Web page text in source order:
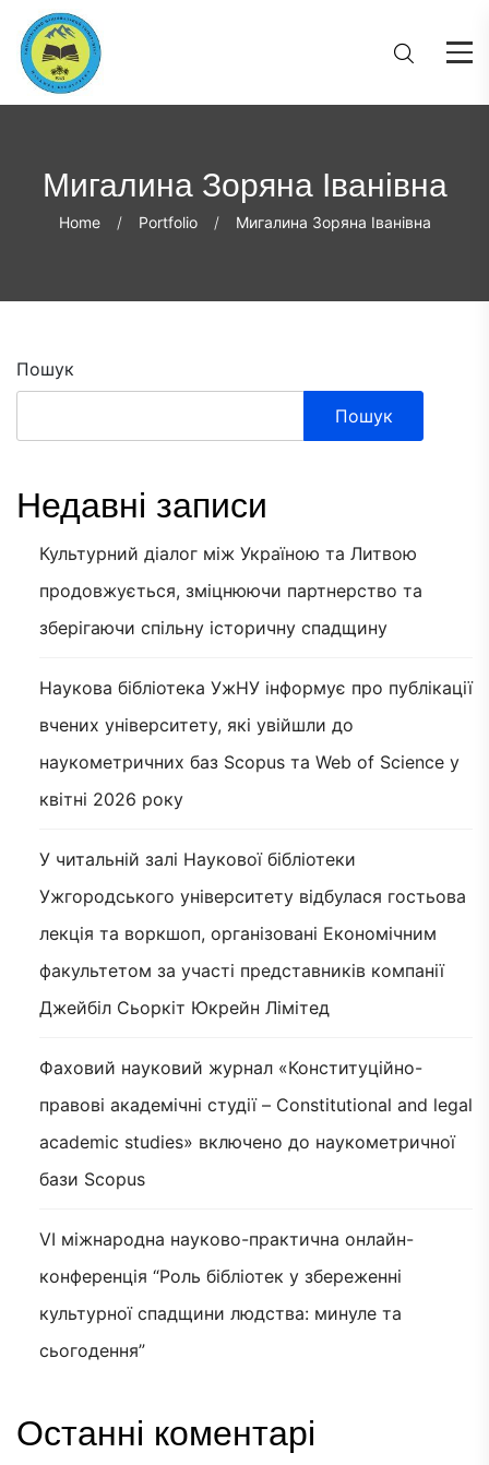
Мигалина Зоряна Іванівна
Home Portfolio Мигалина Зоряна Іванівна
Пошук
Пошук
Недавні записи
Культурний діалог між Україною та Литвою
продовжується, зміцнюючи партнерство та
зберігаючи спільну історичну спадщину
Наукова бібліотека УжНУ інформує про публікації
вчених університету, які увійшли до
наукометричних баз Scopus та Web of Science у
квітні 2026 року
У читальній залі Наукової бібліотеки
Ужгородського університету відбулася гостьова
лекція та воркшоп, організовані Економічним
факультетом за участі представників компанії
Джейбіл Сьоркіт Юкрейн Лімітед
Фаховий науковий журнал «Конституційно-
правові академічні студії – Constitutional and legal
academic studies» включено до наукометричної
бази Scopus
VI міжнародна науково-практична онлайн-
конференція “Роль бібліотек у збереженні
культурної спадщини людства: минуле та
сьогодення”
Останні коментарі